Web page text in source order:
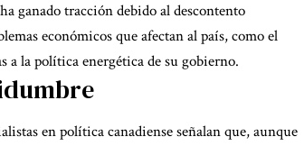
ganado tracción debido al descontento
económicos que afectan al país, como el
a la política energética de su gobierno.
en política canadiense señalan que, aunque